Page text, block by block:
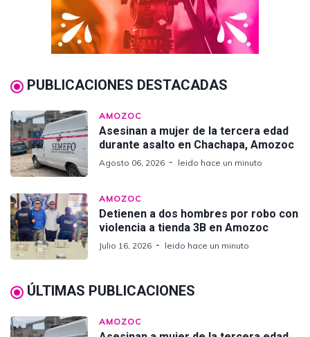
PUBLICACIONES DESTACADAS
AMOZOC
Asesinan a mujer de la tercera edad
durante asalto en Chachapa, Amozoc
Agosto 06, 2026 leido hace un minuto
AMOZOC
Detienen a dos hombres por robo con
violencia a tienda 3B en Amozoc
Julio 16, 2026 leido hace un minuto
ÚLTIMAS PUBLICACIONES
AMOZOC